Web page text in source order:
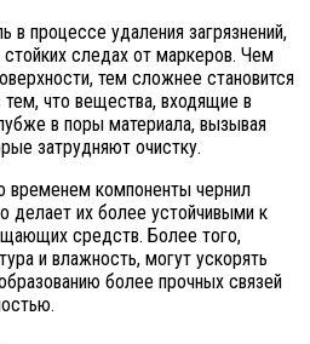
в процессе удаления загрязнений,
следах от маркеров. Чем
тем сложнее становится
тем, что вещества, входящие в
в поры материала, вызывая
затрудняют очистку.
временем компоненты чернил
делает их более устойчивыми к
средств. Более того,
и влажность, могут ускорять
более прочных связей